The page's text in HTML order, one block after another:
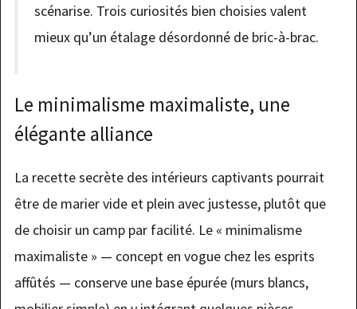
scénarise. Trois curiosités bien choisies valent
mieux qu’un étalage désordonné de bric-à-brac.
Le minimalisme maximaliste, une
élégante alliance
La recette secrète des intérieurs captivants pourrait
être de marier vide et plein avec justesse, plutôt que
de choisir un camp par facilité. Le « minimalisme
maximaliste » — concept en vogue chez les esprits
affûtés — conserve une base épurée (murs blancs,